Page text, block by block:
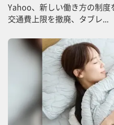
Yahoo、新しい働き方の制
交通費上限を撤廃、タブレ...